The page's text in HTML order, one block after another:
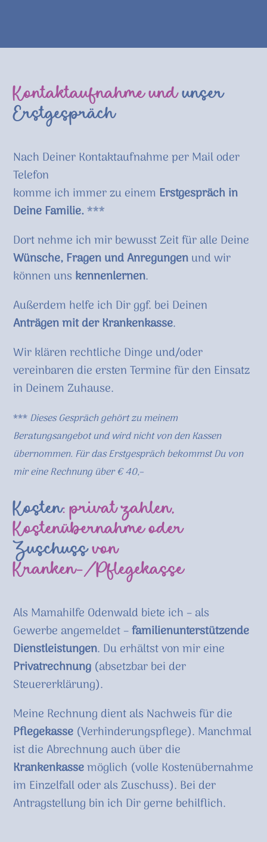
Kontaktaufnahme undunser
Erstgespräch
Nach Deiner Kontaktaufnahme per Mail oder
Telefon
komme ich immer zu einem Erstgespräch in
DeineFamilie.***
Dort nehme ich mir bewusst Zeit für alle Deine
Wünsche, Fragen und Anregungenund wir
können uns kennenlernen.
Außerdem helfe ich Dir ggf. bei Deinen
Anträgen mit der Krankenkasse.
Wir klären rechtliche Dinge und/oder
vereinbaren die ersten Termine für den Einsatz
in Deinem Zuhause.
***Dieses Gespräch gehört zu meinem
Beratungsangebot und wird nicht von den Kassen
übernommen. Für das Erstgespräch bekommst Du von
mir eine Rechnung über € 40,–
Kosten: privat zahlen,
Kostenübernahme oder
Zuschussvon
Kranken-/Pflegekasse
Als Mamahilfe Odenwald biete ich – als
Gewerbe angemeldet –familienunterstützende
Dienstleistungen. Du erhältst von mir eine
Privatrechnung (absetzbar bei der
Steuererklärung).
Meine Rechnung dient als Nachweis für die
Pflegekasse (Verhinderungspflege). Manchmal
ist die Abrechnung auch über die
Krankenkassemöglich (volle Kostenübernahme
im Einzelfall oder als Zuschuss). Bei der
Antragstellung bin ich Dir gerne behilflich.